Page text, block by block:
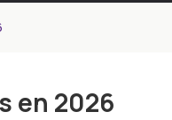
en 2026